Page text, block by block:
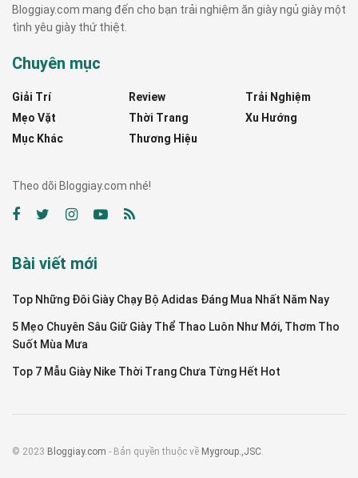
Bloggiay.com mang đến cho bạn trải nghiệm ăn giày ngủ giày một
tình yêu giày thứ thiệt.
Chuyên mục
Giải Trí
Mẹo Vặt
Mục Khác
Review
Thời Trang
Thương Hiệu
Trải Nghiệm
Xu Hướng
Theo dõi Bloggiay.com nhé!
Bài viết mới
Top Những Đôi Giày Chạy Bộ Adidas Đáng Mua Nhất Năm Nay
5 Mẹo Chuyên Sâu Giữ Giày Thể Thao Luôn Như Mới, Thơm Tho
Suốt Mùa Mưa
Top 7 Mẫu Giày Nike Thời Trang Chưa Từng Hết Hot
© 2023 Bloggiay.com - Bản quyền thuộc về Mygroup.,JSC.